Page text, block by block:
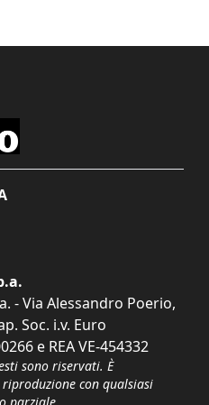
- Via Alessandro Poerio,
Soc. i.v. Euro
e REA VE-454332
sono riservati. È
con qualsiasi
parziale.